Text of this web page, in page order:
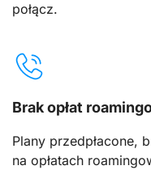
połącz.
Brak opłat
Plany przedpłacone,
na opłatach